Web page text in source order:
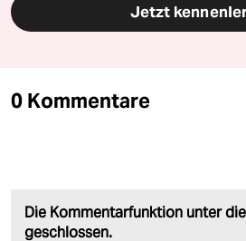
Jetzt
0 Kommentare
Die Kommentarfunktion unter
geschlossen.